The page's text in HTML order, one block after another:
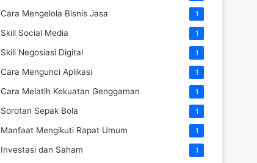
Cara Mengelola Bisnis Jasa 1
Skill Social Media 1
Skill Negosiasi Digital 1
Cara Mengunci Aplikasi 1
Cara Melatih Kekuatan Genggaman 1
Sorotan Sepak Bola 1
Manfaat Mengikuti Rapat Umum 1
Investasi dan Saham 1